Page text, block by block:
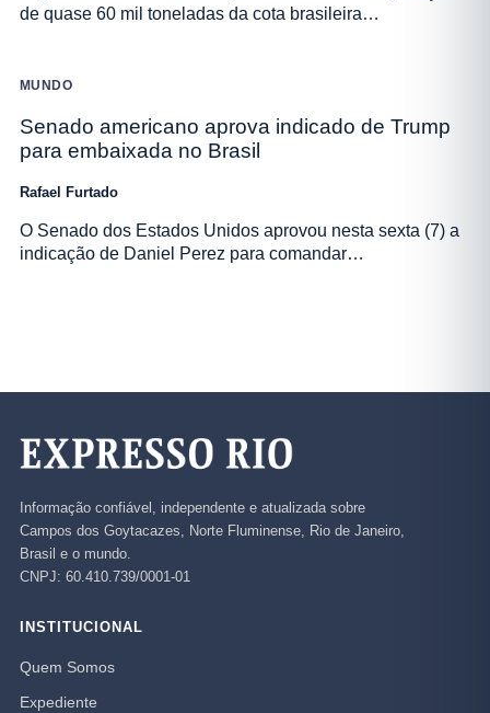
de quase 60 mil toneladas da cota brasileira…
MUNDO
Senado americano aprova indicado de Trump
para embaixada no Brasil
Rafael Furtado
O Senado dos Estados Unidos aprovou nesta sexta (7) a
indicação de Daniel Perez para comandar…
Informação confiável, independente e atualizada sobre
Campos dos Goytacazes, Norte Fluminense, Rio de Janeiro,
Brasil e o mundo.
CNPJ: 60.410.739/0001-01
INSTITUCIONAL
Quem Somos
Expediente